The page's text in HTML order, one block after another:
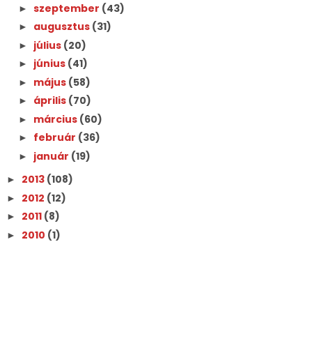
► szeptember (43)
► augusztus (31)
► július (20)
► június (41)
► május (58)
► április (70)
► március (60)
► február (36)
► január (19)
► 2013 (108)
► 2012 (12)
► 2011 (8)
► 2010 (1)